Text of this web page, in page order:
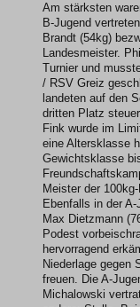
Am stärksten
B-Jugend
Brandt (54kg)
Landesmeister.
Turnier und
/ RSV Greiz
landeten auf den
dritten Platz
Fink wurde im
eine Altersklasse
Gewichtsklasse
Meister der
Ebenfalls in der
Max Dietzmann
Podest
hervorragend
Niederlage gegen
freuen. Die A-
Michalowski